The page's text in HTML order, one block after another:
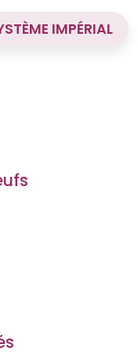
IMPÉRIAL